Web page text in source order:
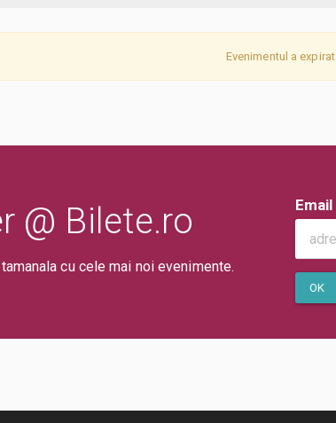
Evenimentul a expirat.
@ Bilete.ro
cu cele mai noi evenimente.
Email
OK